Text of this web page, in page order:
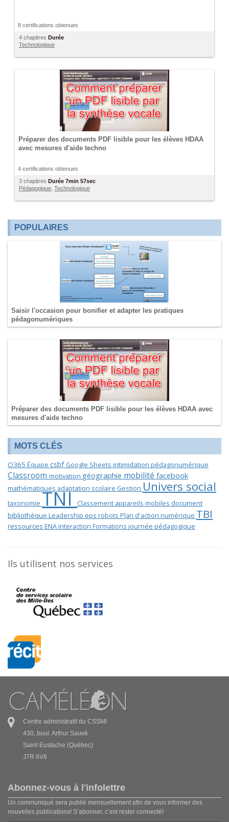
8 certifications obtenues
4 chapitres Durée
Technologique
Préparer des documents PDF lisible pour les élèves HDAA
avec mesures d'aide techno
4 certifications obtenues
3 chapitres Durée 7min 57sec
Pédagogique Technologique
POPULAIRES
Saisir l'occasion pour bonifier et adapter les pratiques
pédagonumériques
Préparer des documents PDF lisible pour les élèves HDAA avec
mesures d'aide techno
MOTS CLÉS
O365 Équipe csbf Google Sheets intimidation pédagonumérique
Classroom motivation géographie mobilité facebook
mathématiques adaptation scolaire Gestion Univers social
taxonomie TNIClassement appareils mobiles document
bibliothèque Leadership eps robots Plan d'action numérique TBI
ressources ENAinteraction Formations journée pédagogique
Ils utilisent nos services
Centre administratif du CSSMI
430, boul. Arthur Sauvé
Saint-Eustache (Québec)
J7R 6V6
Abonnez-vous à l'infolettre
Un communiqué sera publié mensuellement afin de vous informer des
nouvelles publications! S’abonner, c’est rester connecté!